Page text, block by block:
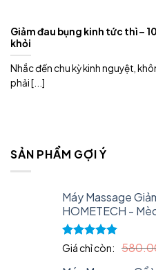
Giảm đau bụng kinh tức thì –
khỏi
Nhắc đến chu kỳ kinh nguyệt,
phải [...]
SẢN PHẨM GỢI Ý
Máy Massage
HOMETECH -
Rated5.00
Giá chỉ còn: